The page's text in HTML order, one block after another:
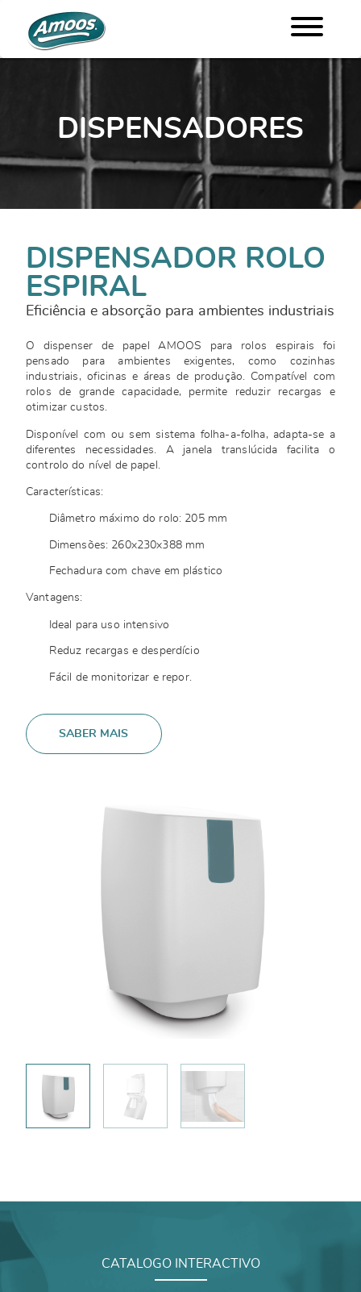
DISPENSADORES
DISPENSADOR ROLO
ESPIRAL
Eficiência e absorção para ambientes industriais
O dispenser de papel AMOOS para rolos espirais foi
pensado para ambientes exigentes, como cozinhas
industriais, oficinas e áreas de produção. Compatível com
rolos de grande capacidade, permite reduzir recargas e
otimizar custos.
Disponível com ou sem sistema folha-a-folha, adapta-se a
diferentes necessidades. A janela translúcida facilita o
controlo do nível de papel.
Características:
Diâmetro máximo do rolo: 205 mm
Dimensões: 260x230x388 mm
Fechadura com chave em plástico
Vantagens:
Ideal para uso intensivo
Reduz recargas e desperdício
Fácil de monitorizar e repor.
SABER MAIS
CATALOGO INTERACTIVO